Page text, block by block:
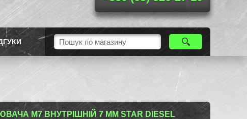
М7 ВНУТРІШНІЙ 7 ММ STAR DIESEL